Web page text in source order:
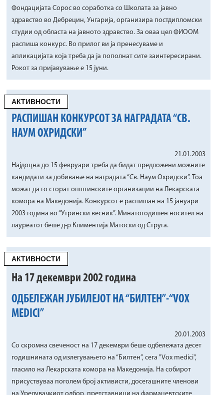
Фондацијата Сорос во соработка со Школата за јавно
здравство во Дебрецин, Унгарија, организира постдипломски
студии од областа на јавното здравство. За оваа цел ФИООМ
распиша конкурс. Во прилог ви ја пренесуваме и
апликацијата која треба да ја пополнат сите заинтересирани.
Рокот за пријавување е 15 јуни.
АКТИВНОСТИ
РАСПИШАН КОНКУРСОТ ЗА НАГРАДАТА “СВ.
НАУМ ОХРИДСКИ”
21.01.2003
Најдоцна до 15 февруари треба да бидат предложени можните
кандидати за добивање на наградата “Св. Наум Охридски”. Тоа
можат да го сторат општинските организации на Лекарската
комора на Македонија. Конкурсот е распишан на 15 јануари
2003 година во “Утрински весник”. Минатогодишен носител на
лауреатот беше д-р Климентија Матоски од Струга.
АКТИВНОСТИ
На 17 декември 2002 година
ОДБЕЛЕЖАН ЈУБИЛЕЈОТ НА “БИЛТЕН”-“VOX
MEDICI”
20.01.2003
Со скромна свеченост на 17 декември беше одбележата десет
годишнината од излегувањето на “Билтен”, сега "Vox medici",
гласило на Лекарската комора на Македонија. На собирот
присуствуваа поголем број активисти, досегашните членови